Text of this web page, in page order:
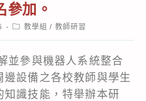
參加。
Post教學組 / 教師研習
並參與機器人系統整合
設備之各校教師與學生
識技能，特舉辦本研